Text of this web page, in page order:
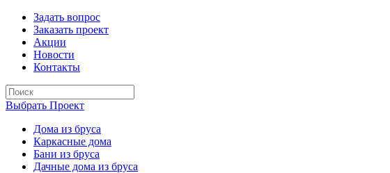
Задать вопрос
Заказать проект
Акции
Новости
Контакты
Выбрать Проект
Дома из бруса
Каркасные дома
Бани из бруса
Дачные дома из бруса